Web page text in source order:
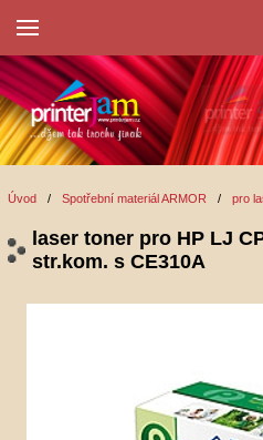
Úvod / Spotřební materiál ARMOR / pro
laser toner pro HP LJ
str.kom. s CE310A